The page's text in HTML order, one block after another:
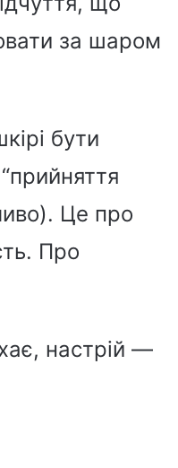
за шаром
бути
Це про
Про
настрій —